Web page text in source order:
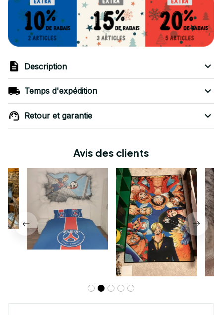
Description
Temps d'expédition
Retour et garantie
Avis des clients